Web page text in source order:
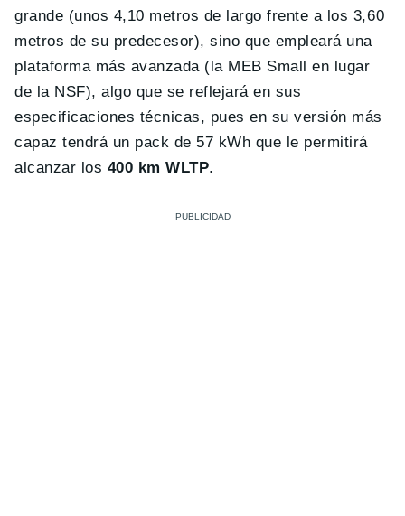
grande (unos 4,10 metros de largo frente a los 3,60
metros de su predecesor), sino que empleará una
plataforma más avanzada (la MEB Small en lugar
de la NSF), algo que se reflejará en sus
especificaciones técnicas, pues en su versión más
capaz tendrá un pack de 57 kWh que le permitirá
alcanzar los 400 km WLTP.